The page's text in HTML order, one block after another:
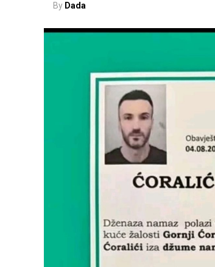
By Dada